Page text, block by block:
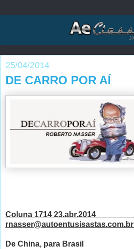
25/04/2014
DE CARRO POR AÍ
Coluna 1714 23.abr.2014
rnasser@autoentusisastas.com.br
De China, para Brasil